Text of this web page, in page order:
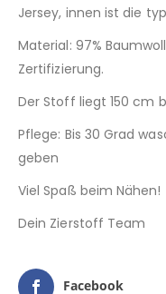
Jersey, innen ist die
Material: 97%
Zertifizierung.
Der Stoff liegt 150 cm
Pflege: Bis 30 Grad
geben
Viel Spaß beim Nähen!
Dein Zierstoff Team
Facebook